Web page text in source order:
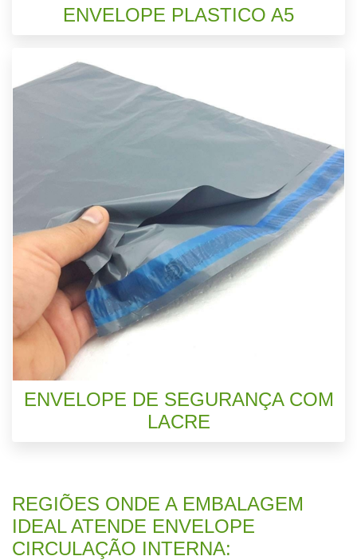
ENVELOPE PLASTICO A5
ENVELOPE DE SEGURANÇA COM
LACRE
REGIÕES ONDE A EMBALAGEM
IDEAL ATENDE ENVELOPE
CIRCULAÇÃO INTERNA: